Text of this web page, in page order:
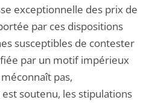
exceptionnelle des prix de
par ces dispositions
susceptibles de contester
par un motif impérieux
pas,
soutenu, les stipulations